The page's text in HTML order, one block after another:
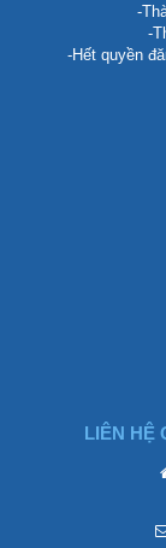
-
-
-Hết quyền
LIÊN HỆ